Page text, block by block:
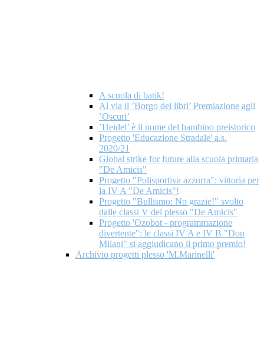
A scuola di batik!
Al via il ’Borgo dei libri’ Premiazione agli
’Oscuri’
’Heidel’ è il nome del bambino preistorico
Progetto 'Educazione Stradale' a.s.
2020/21
Global strike for future alla scuola primaria
"De Amicis"
Progetto "Polisportiva azzurra": vittoria per
la IV A "De Amicis"!
Progetto "Bullismo: No grazie!" svolto
dalle classi V del plesso "De Amicis"
Progetto 'Ozobot - programmazione
divertente": le classi IV A e IV B "Don
Milani" si aggiudicano il primo premio!
Archivio progetti plesso 'M.Marinelli'